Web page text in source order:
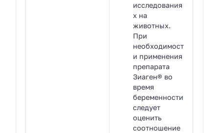
исследования
х на
животных.
При
необходимост
и применения
препарата
Зиаген® во
время
беременности
следует
оценить
соотношение